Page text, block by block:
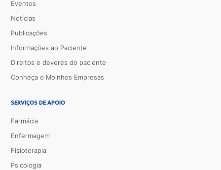
Eventos
Notícias
Publicações
Informações ao Paciente
Direitos e deveres do paciente
Conheça o Moinhos Empresas
SERVIÇOS DE APOIO
Farmácia
Enfermagem
Fisioterapia
Psicologia